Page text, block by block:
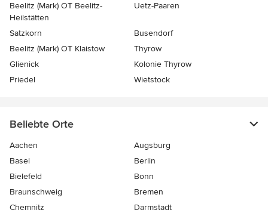
Beelitz (Mark) OT Beelitz-
Heilstätten
Uetz-Paaren
Satzkorn
Busendorf
Beelitz (Mark) OT Klaistow
Thyrow
Glienick
Kolonie Thyrow
Priedel
Wietstock
Beliebte Orte
Aachen
Augsburg
Basel
Berlin
Bielefeld
Bonn
Braunschweig
Bremen
Chemnitz
Darmstadt